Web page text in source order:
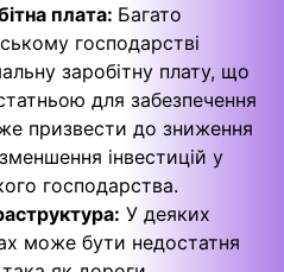
плата: Багато
господарстві
заробітну плату, що
для забезпечення
призвести до зниження
інвестицій у
господарства.
У деяких
може бути недостатня